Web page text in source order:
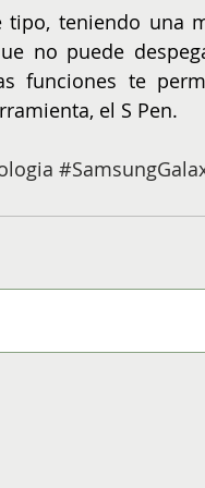
tipo, teniendo una
no puede
funciones te
el S Pen.